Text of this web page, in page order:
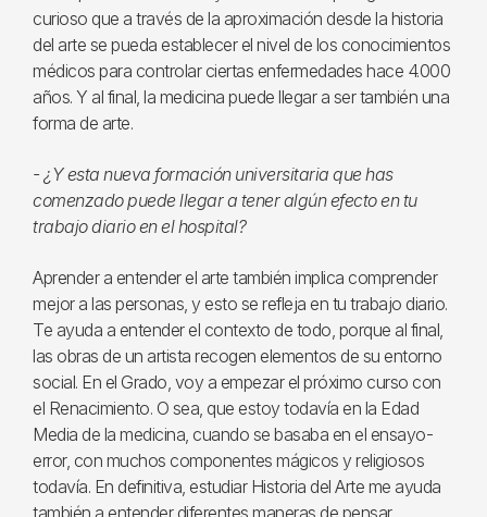
curioso que a través de la aproximación desde la historia
del arte se pueda establecer el nivel de los conocimientos
médicos para controlar ciertas enfermedades hace 4.000
años. Y al final, la medicina puede llegar a ser también una
forma de arte.
- ¿Y esta nueva formación universitaria que has
comenzado puede llegar a tener algún efecto en tu
trabajo diario en el hospital?
Aprender a entender el arte también implica comprender
mejor a las personas, y esto se refleja en tu trabajo diario.
Te ayuda a entender el contexto de todo, porque al final,
las obras de un artista recogen elementos de su entorno
social. En el Grado, voy a empezar el próximo curso con
el Renacimiento. O sea, que estoy todavía en la Edad
Media de la medicina, cuando se basaba en el ensayo-
error, con muchos componentes mágicos y religiosos
todavía. En definitiva, estudiar Historia del Arte me ayuda